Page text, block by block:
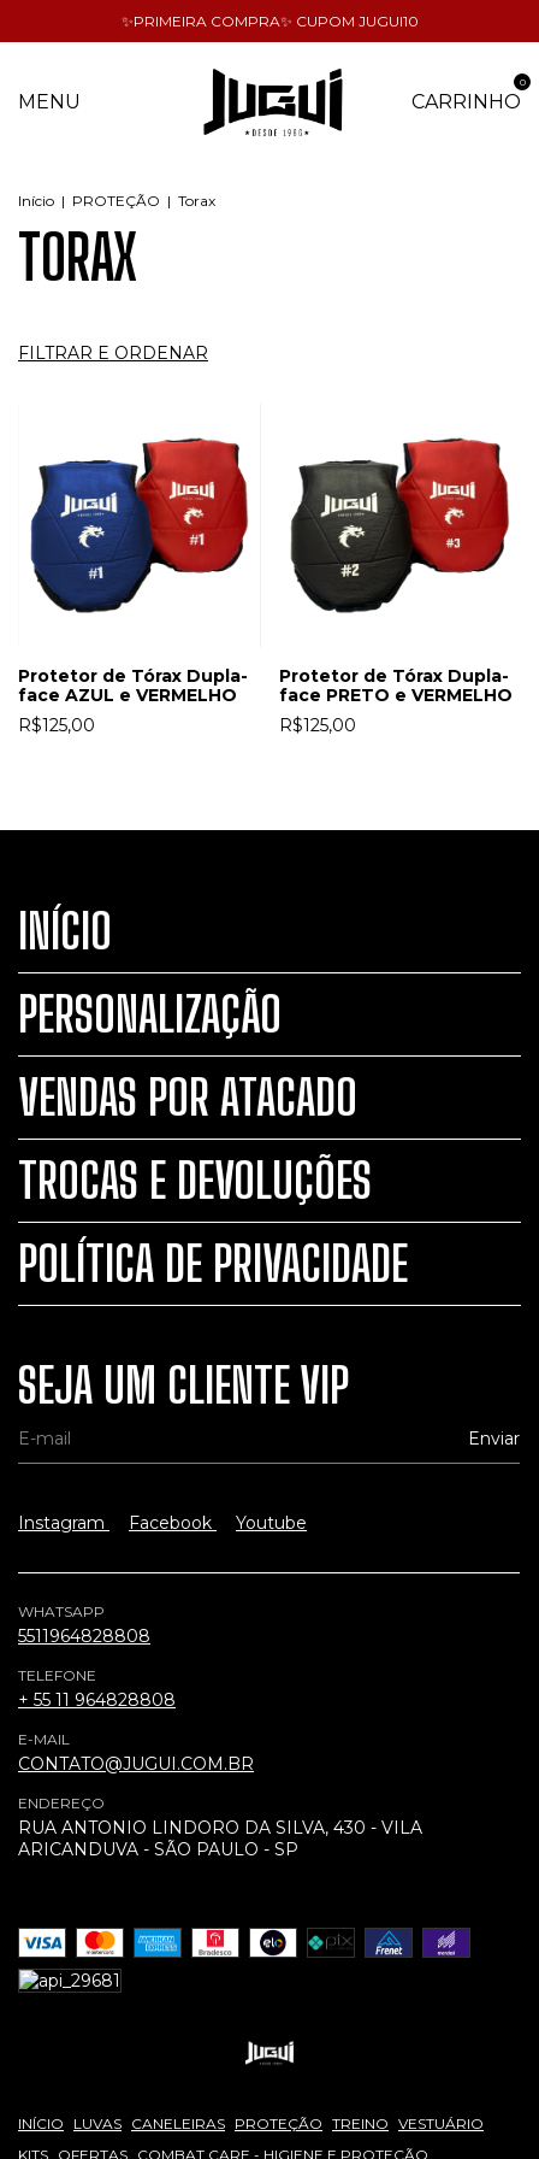
✨PRIMEIRA COMPRA✨ CUPOM JUGUI10
MENU CARRINHO
0
Início | PROTEÇÃO | Torax
TORAX
FILTRAR E ORDENAR
Protetor de Tórax Dupla-
face AZUL e VERMELHO
R$125,00
Protetor de Tórax Dupla-
face PRETO e VERMELHO
R$125,00
INÍCIO
PERSONALIZAÇÃO
VENDAS POR ATACADO
TROCAS E DEVOLUÇÕES
POLÍTICA DE PRIVACIDADE
SEJA UM CLIENTE VIP
Instagram Facebook Youtube
WHATSAPP
5511964828808
TELEFONE
+ 55 11 964828808
E-MAIL
CONTATO@JUGUI.COM.BR
ENDEREÇO
RUA ANTONIO LINDORO DA SILVA, 430 - VILA
ARICANDUVA - SÃO PAULO - SP
INÍCIO LUVAS CANELEIRAS PROTEÇÃO TREINO VESTUÁRIO
KITS OFERTAS COMBAT CARE - HIGIENE E PROTEÇÃO